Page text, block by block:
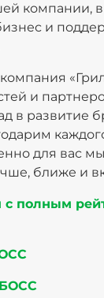
компании,
и
и
в развитие
для вас мы
ближе и
с полным